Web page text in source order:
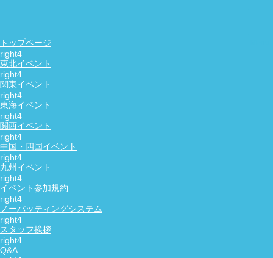
トップページ
東北イベント
関東イベント
東海イベント
関西イベント
中国・四国イベント
九州イベント
イベント参加規約
ノーバッティングシステム
スタッフ挨拶
Q&A
NewDay
（予定）江の島灯籠めぐりの恋活・友達作り散策コン
日時：
月 日（土） 17：00～20：30
参加費：
男性：6200円 女性：2600円 （入場料込み）
割引:
1人参加限定！
参加年齢：
男性：36～54歳 女性：36～54歳
予定人数：
16～20人 男女半々